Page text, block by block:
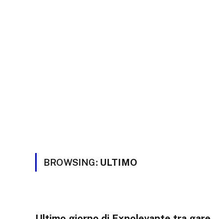
BROWSING: ULTIMO